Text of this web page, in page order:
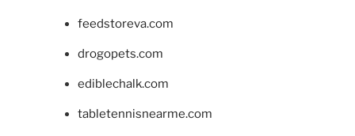
feedstoreva.com
drogopets.com
ediblechalk.com
tabletennisnearme.com